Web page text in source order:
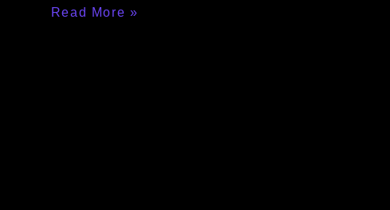
Read More »